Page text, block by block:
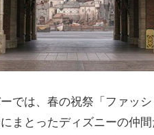
では、春の祝祭「ファッ
まとったディズニーの仲